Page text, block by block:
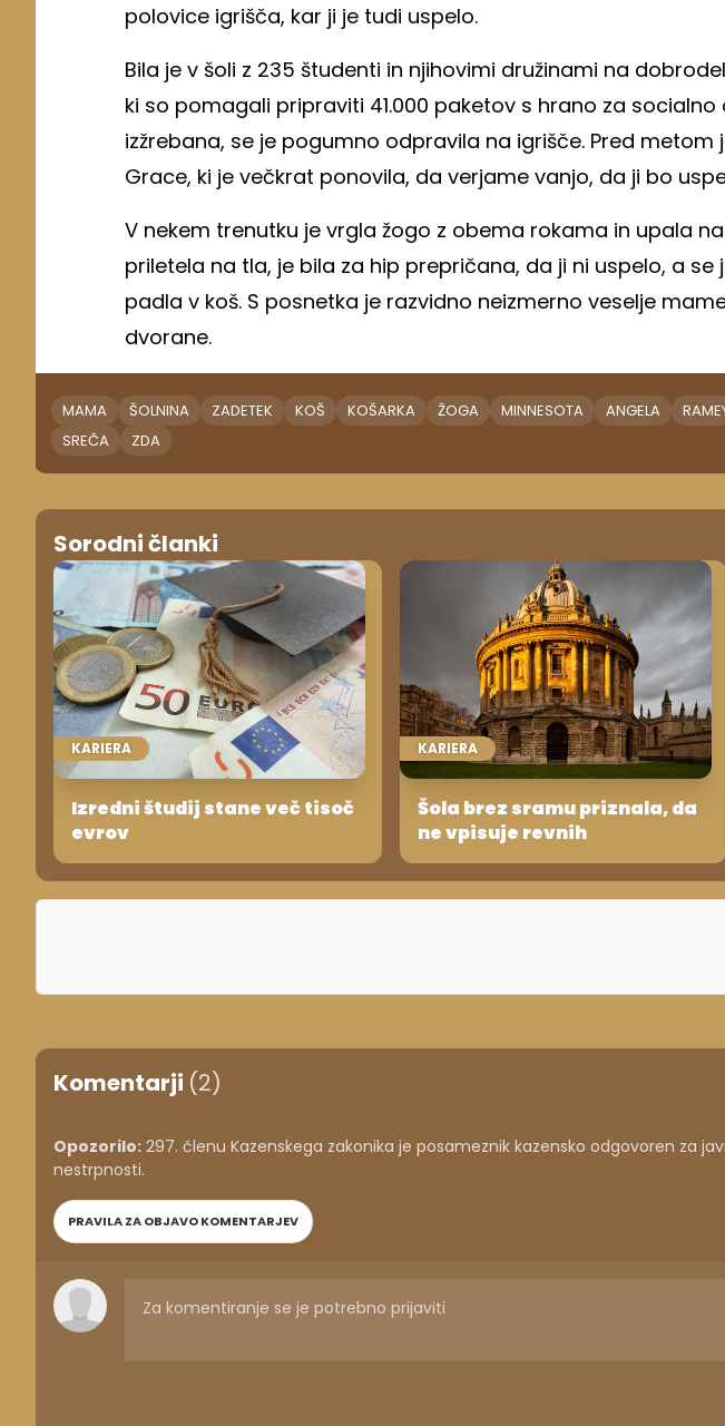
polovice igrišča, kar ji je tudi uspelo.
Bila je v šoli z 235 študenti in njihovimi družinami na
ki so pomagali pripraviti 41.000 paketov s hrano za socialno
izžrebana, se je pogumno odpravila na igrišče. Pred
Grace, ki je večkrat ponovila, da verjame vanjo, da ji bo
V nekem trenutku je vrgla žogo z obema rokama in upala
priletela na tla, je bila za hip prepričana, da ji ni uspelo, a
padla v koš. S posnetka je razvidno neizmerno veselje
dvorane.
MAMA ŠOLNINA ZADETEK KOŠ KOŠARKA ŽOGA MINNESOTA ANGELA
SREČA
ZDA
Sorodni članki
KARIERA
Izredni študij stane več tisoč
evrov
KARIERA
Šola brez sramu priznala, da
ne vpisuje revnih
Komentarji (2)
Opozorilo: 297. členu Kazenskega zakonika je posameznik kazensko odgovoren za
nestrpnosti.
PRAVILA ZA OBJAVO KOMENTARJEV